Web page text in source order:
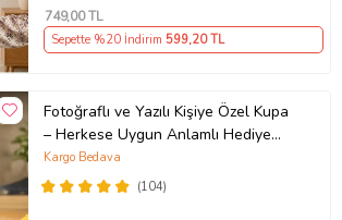
749,00 TL
Sepette %20 İndirim 599,20 TL
Fotoğraflı ve Yazılı Kişiye Özel Kupa
– Herkese Uygun Anlamlı Hediye
Porselen Baskılı Kupa (Beyaz)
(104)
Kargo Bedava